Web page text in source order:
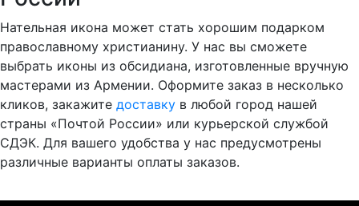
Нательная икона может стать хорошим подарком
православному христианину. У нас вы сможете
выбрать иконы из обсидиана, изготовленные вручную
мастерами из Армении. Оформите заказ в несколько
кликов, закажите доставку в любой город нашей
страны «Почтой России» или курьерской службой
СДЭК. Для вашего удобства у нас предусмотрены
различные варианты оплаты заказов.